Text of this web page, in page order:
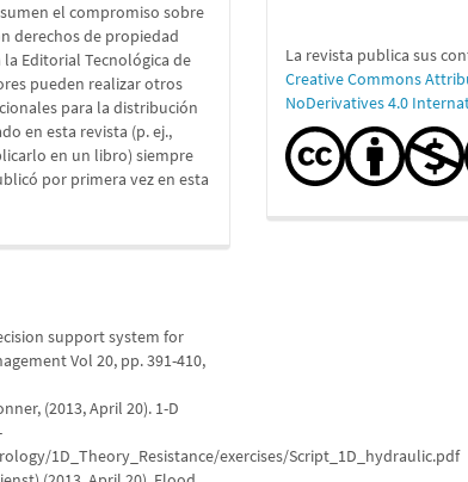
el compromiso sobre
derechos de propiedad
Editorial Tecnológica de
pueden realizar otros
para la distribución
en esta revista (p. ej.,
en un libro) siempre
por primera vez en esta
support system for
Vol 20, pp. 391-410,
(2013, April 20). 1-D
1D_Theory_Resistance/exercises/Script_1D_hydraulic.pdf
La revista publica sus
Creative Commons
NoDerivatives 4.0